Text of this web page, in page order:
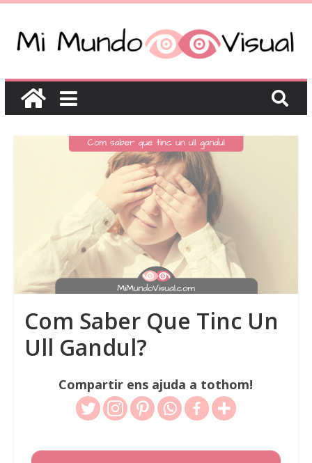
Com Saber Que Tinc Un
Ull Gandul?
Compartir ens ajuda a tothom!